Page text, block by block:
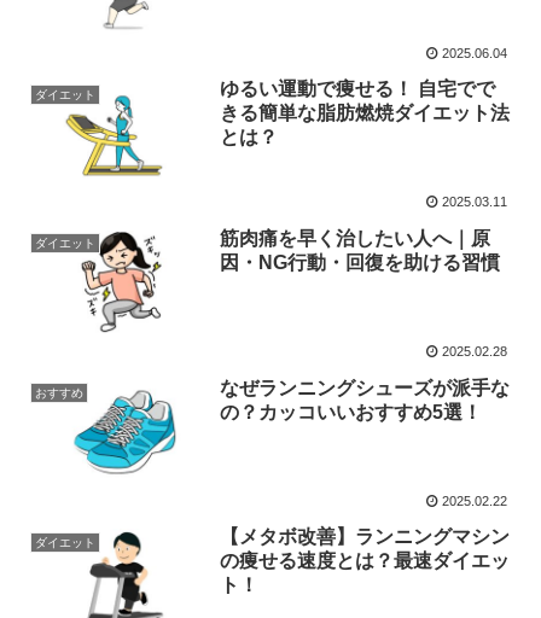
2025.06.04
ダイエット
ゆるい運動で痩せる！ 自宅でで
きる簡単な脂肪燃焼ダイエット法
とは？
2025.03.11
ダイエット
筋肉痛を早く治したい人へ｜原
因・NG行動・回復を助ける習慣
2025.02.28
おすすめ
なぜランニングシューズが派手な
の？カッコいいおすすめ5選！
2025.02.22
ダイエット
【メタボ改善】ランニングマシン
の痩せる速度とは？最速ダイエッ
ト！